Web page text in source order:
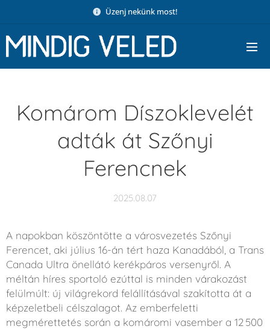
Üzenj nekünk most!
Komárom Díszoklevelét
adták át Szőnyi
Ferencnek
2025.08.07
A napokban köszöntötte a városvezetés Szőnyi
Ferencet, aki július 16-án tért haza Kanadából, a Trans
Canada Ultra önellátó kerékpáros versenyről. A
méltán híres sportoló ezúttal is minden várakozást
felülmúlt: új világrekord felállításával szakította át a
képzeletbeli célszalagot. Az emberfeletti
megmérettetés során a komáromi vasember a 12 500